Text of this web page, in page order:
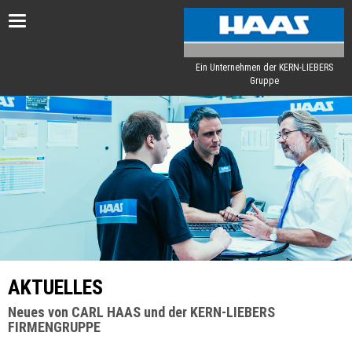
Toggle
Ein Unternehmen der KERN-LIEBERS
Gruppe
AKTUELLES
Neues von CARL HAAS und der KERN-LIEBERS
FIRMENGRUPPE